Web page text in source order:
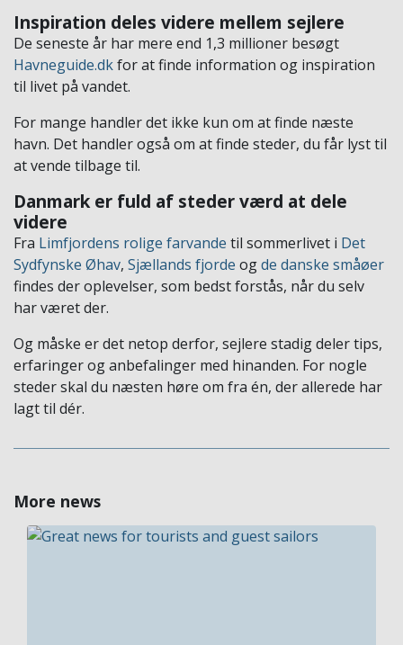
Inspiration deles videre mellem sejlere
De seneste år har mere end 1,3 millioner besøgt
Havneguide.dkfor at finde information og inspiration
til livet på vandet.
For mange handler det ikke kun om at finde næste
havn. Det handler også om at finde steder, du får lyst til
at vende tilbage til.
Danmark er fuld af steder værd at dele
videre
Fra Limfjordens rolige farvande til sommerlivet i Det
Sydfynske Øhav, Sjællands fjorde ogde danske småøer
findes der oplevelser, som bedst forstås, når du selv
har været der.
Og måske er det netop derfor, sejlere stadig deler tips,
erfaringer og anbefalinger med hinanden. For nogle
steder skal du næsten høre om fra én, der allerede har
lagt til dér.
More news